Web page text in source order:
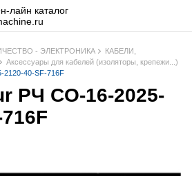
- ЭЛЕКТРОНИКА
КАБЕЛИ,
Аксессуары для кабелей (изоляторы, крепежи...)
2120-40-SF-716F
РЧ CO-16-2025-